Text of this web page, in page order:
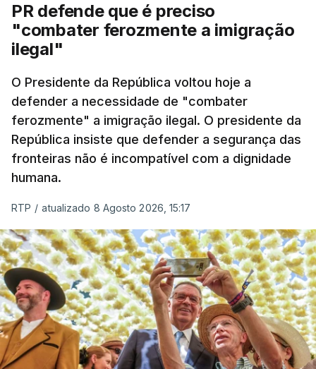
PR defende que é preciso
"combater ferozmente a imigração
ilegal"
O Presidente da República voltou hoje a
defender a necessidade de "combater
ferozmente" a imigração ilegal. O presidente da
República insiste que defender a segurança das
fronteiras não é incompatível com a dignidade
humana.
RTP / atualizado 8 Agosto 2026, 15:17